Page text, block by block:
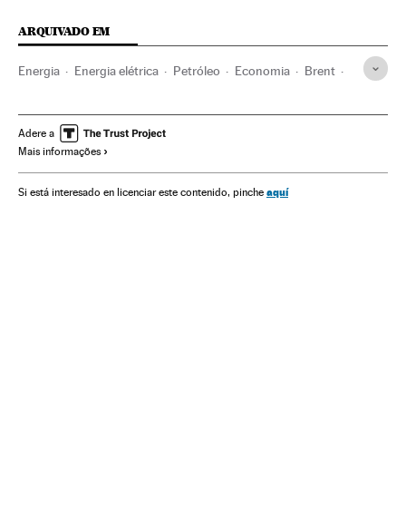
ARQUIVADO EM
Energia Energia elétrica Petróleo Economia Brent
Mercado energético Crise econômica
Crisis económica coronavirus covid-19
Adere a
Mais informações
Si está interesado en licenciar este contenido, pinche aquí